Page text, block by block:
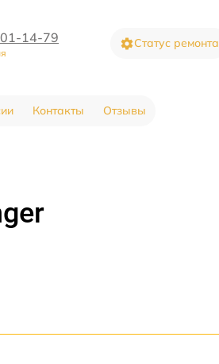
14-79 Статус ремонта
Контакты Отзывы